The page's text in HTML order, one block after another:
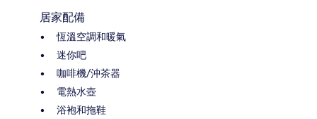
居家配備
恆溫空調和暖氣
迷你吧
咖啡機/沖茶器
電熱水壺
浴袍和拖鞋